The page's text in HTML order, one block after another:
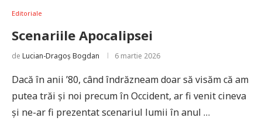
Editoriale
Scenariile Apocalipsei
de Lucian-Dragoș Bogdan 6 martie 2026
Dacă în anii ’80, când îndrăzneam doar să visăm că am
putea trăi și noi precum în Occident, ar fi venit cineva
și ne-ar fi prezentat scenariul lumii în anul …